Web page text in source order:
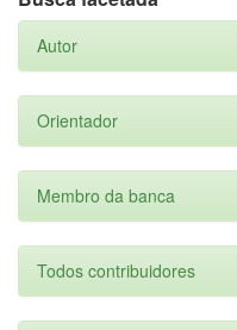
Autor
Orientador
Membro da banca
Todos contribuidores